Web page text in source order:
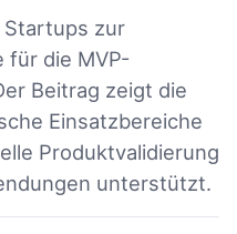
Startups zur
für die MVP-
Beitrag zeigt die
Einsatzbereiche
Produktvalidierung
unterstützt.